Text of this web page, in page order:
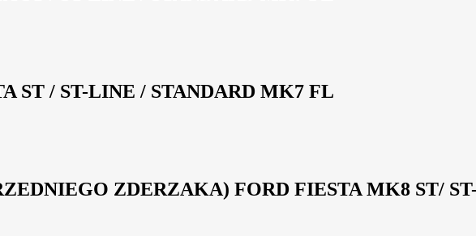
ST / ST-LINE / STANDARD MK7 FL
ZDERZAKA) FORD FIESTA MK8 ST/